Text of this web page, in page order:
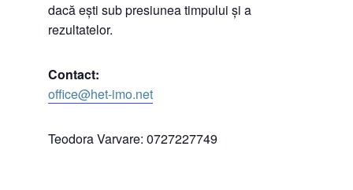
dacă ești sub presiunea timpului și a
rezultatelor.
Contact:
office@het-imo.net
Teodora Varvare: 0727227749